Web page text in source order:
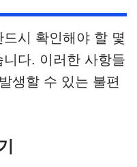
시 확인해야 할 몇
다. 이러한 사항들
생할 수 있는 불편